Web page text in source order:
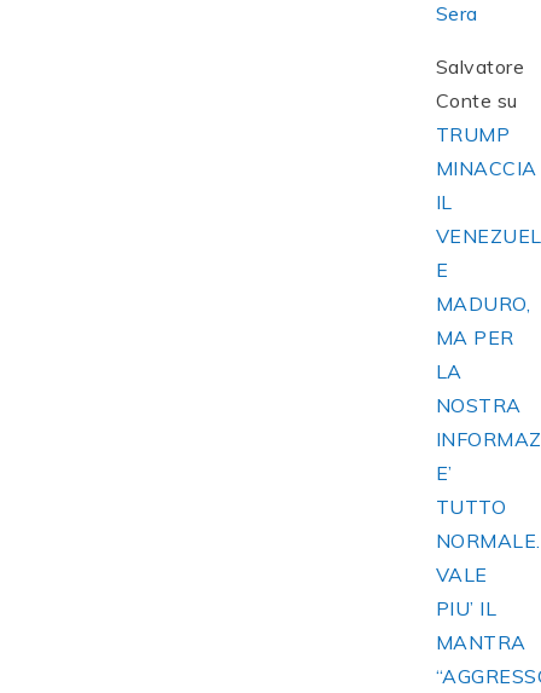
Sera
Salvatore
Conte su
TRUMP
MINACCIA
IL
E
MADURO,
MA PER
LA
NOSTRA
E’
TUTTO
VALE
PIU’ IL
MANTRA